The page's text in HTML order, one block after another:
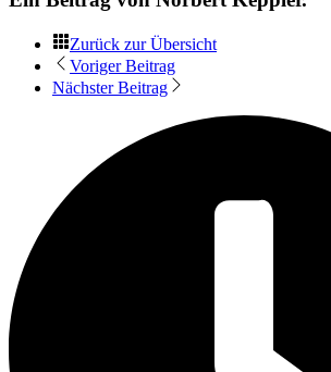
Zurück zur Übersicht
Voriger Beitrag
Nächster Beitrag